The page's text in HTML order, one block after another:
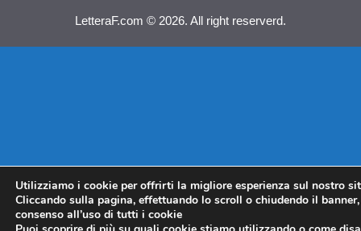
LetteraF.com © 2026. All right reserverd.
Utilizziamo i cookie per offrirti la migliore esperienza sul nostro
Cliccando sulla pagina, effettuando lo scroll o chiudendo il
consenso all’uso di tutti i cookie